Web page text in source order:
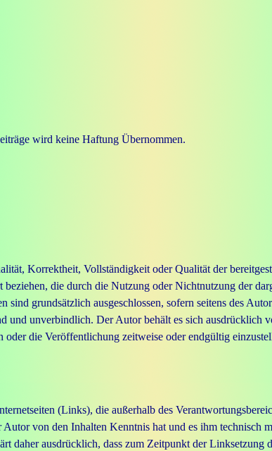
wird keine Haftung Übernommen.
Korrektheit, Vollständigkeit oder Qualität der
die durch die Nutzung oder Nichtnutzung der
grundsätzlich ausgeschlossen, sofern seitens des
unverbindlich. Der Autor behält es sich ausdrücklich
die Veröffentlichung zeitweise oder endgültig
(Links), die außerhalb des
von den Inhalten Kenntnis hat und es ihm technisch
daher ausdrücklich, dass zum Zeitpunkt der Linksetzung